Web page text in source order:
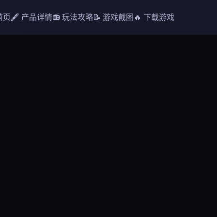
页🖋️ 产品详情📻 玩法攻略📝 游戏截图🔥 下载游戏